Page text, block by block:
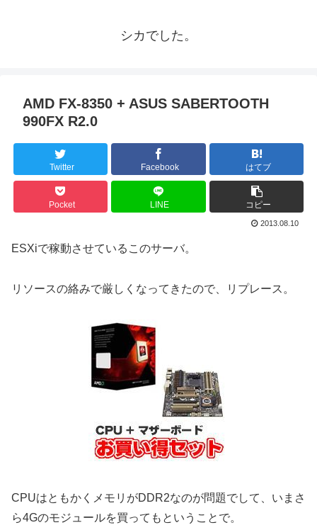
シカでした。
AMD FX-8350 + ASUS SABERTOOTH
990FX R2.0
Twitter Facebook はてブ
Pocket LINE コピー
2013.08.10
ESXiで稼動させているこのサーバ。
リソースの絡みで厳しくなってきたので、リプレース。
CPUはともかくメモリがDDR2なのが問題でして、いまさ
ら4Gのモジュールを買ってもということで。